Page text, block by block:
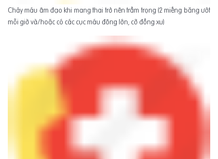
Chảy máu âm đạo khi mang thai trở nên trầm trọng (2 miếng băng ướt
mỗi giờ và/hoặc có các cục máu đông lớn, cỡ đồng xu)